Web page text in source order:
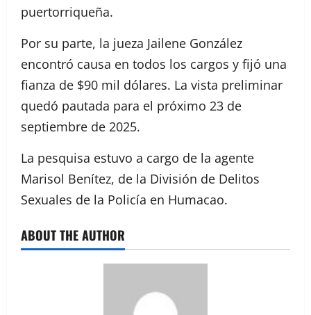
puertorriqueña.
Por su parte, la jueza Jailene González
encontró causa en todos los cargos y fijó una
fianza de $90 mil dólares. La vista preliminar
quedó pautada para el próximo 23 de
septiembre de 2025.
La pesquisa estuvo a cargo de la agente
Marisol Benítez, de la División de Delitos
Sexuales de la Policía en Humacao.
ABOUT THE AUTHOR